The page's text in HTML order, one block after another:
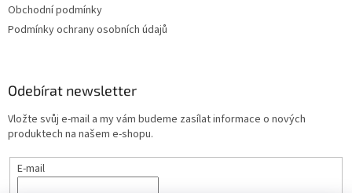
Obchodní podmínky
Podmínky ochrany osobních údajů
Odebírat newsletter
Vložte svůj e-mail a my vám budeme zasílat informace o nových
produktech na našem e-shopu.
E-mail